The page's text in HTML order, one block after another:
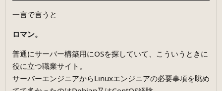
一言で言うと
ロマン。
普通にサーバー構築用にOSを探していて、こういうときに
役に立つ職業サイト。
サーバーエンジニアからLinuxエンジニアの必要事項を眺め